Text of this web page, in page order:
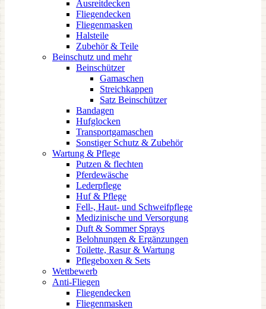
Ausreitdecken
Fliegendecken
Fliegenmasken
Halsteile
Zubehör & Teile
Beinschutz und mehr
Beinschützer
Gamaschen
Streichkappen
Satz Beinschützer
Bandagen
Hufglocken
Transportgamaschen
Sonstiger Schutz & Zubehör
Wartung & Pflege
Putzen & flechten
Pferdewäsche
Lederpflege
Huf & Pflege
Fell-, Haut- und Schweifpflege
Medizinische und Versorgung
Duft & Sommer Sprays
Belohnungen & Ergänzungen
Toilette, Rasur & Wartung
Pflegeboxen & Sets
Wettbewerb
Anti-Fliegen
Fliegendecken
Fliegenmasken